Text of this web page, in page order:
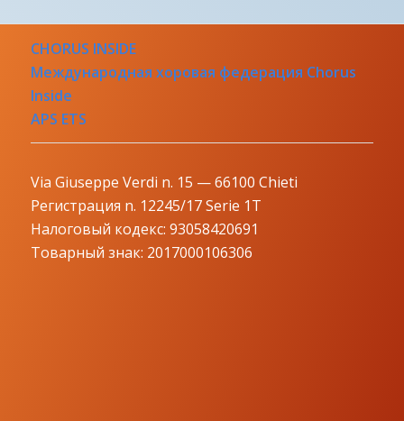
CHORUS INSIDE
Международная хоровая федерация Chorus
Inside
APS ETS
Via Giuseppe Verdi n. 15 — 66100 Chieti
Регистрация n. 12245/17 Serie 1T
Налоговый кодекс: 93058420691
Товарный знак: 2017000106306